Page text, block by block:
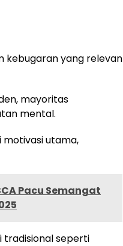
kebugaran yang relevan
mayoritas
mental.
motivasi utama,
Pacu Semangat
tradisional seperti